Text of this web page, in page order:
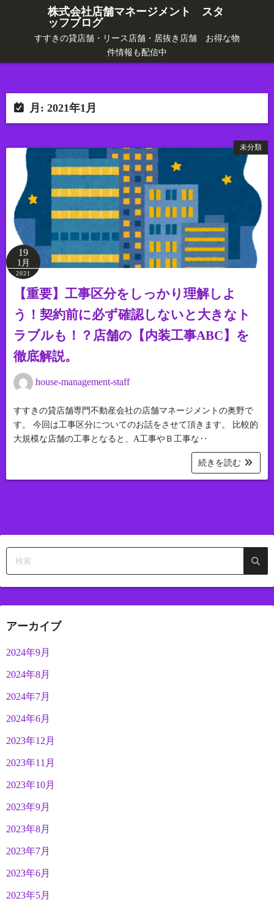
プ
株式会社店舗マネージメント スタ
ッフブログ
すすきの貸店舗・リース店舗・居抜き店舗 お得な物
件情報も配信中
月: 2021年1月
未分類
19
1月
2021
【重要】工事区分をしっかり理解しよ
う！契約前に必ず確認しないと大きなト
ラブルも！？店舗の【内装工事ABC】を
徹底解説。
house-management-staff
すすきの貸店舗専門不動産会社の店舗マネージメントの奥野で
す。 今回は工事区分についてのお話をさせて頂きます。 比較的
大規模な店舗の工事となると、A工事やＢ工事な‥
続きを読む
アーカイブ
2024年9月
2024年8月
2024年7月
2024年6月
2023年12月
2023年11月
2023年10月
2023年9月
2023年8月
2023年7月
2023年6月
2023年5月